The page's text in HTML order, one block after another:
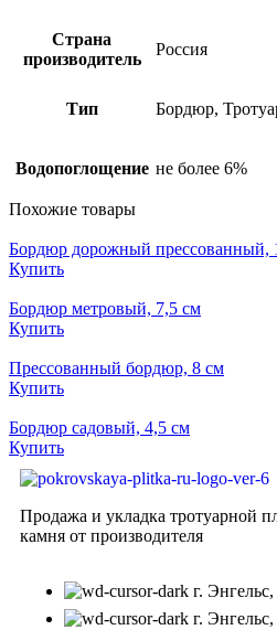
Страна
производитель
Россия
Тип Бордюр,
Водопоглощение не более 6%
Похожие товары
Бордюр дорожный пресcованный,
Купить
Бордюр метровый, 7,5 см
Купить
Прессованный бордюр, 8 см
Купить
Бордюр садовый, 4,5 см
Купить
Продажа и укладка тротуарной
камня от производителя
г.
г.